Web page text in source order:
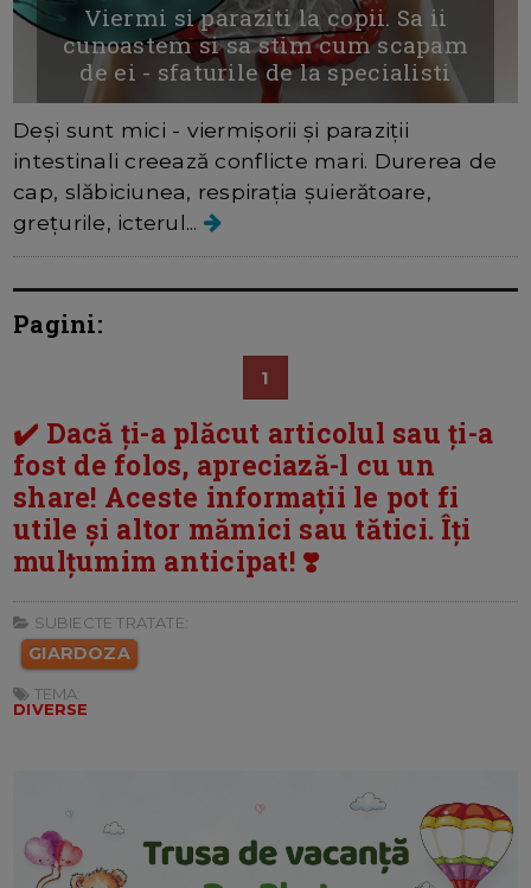
Viermi si paraziti la copii. Sa ii
cunoastem si sa stim cum scapam
de ei - sfaturile de la specialisti
Deși sunt mici - viermișorii și paraziții
intestinali creează conflicte mari. Durerea de
cap, slăbiciunea, respirația șuierătoare,
grețurile, icterul...
Pagini:
1
✔️ Dacă ți-a plăcut articolul sau ți-a
fost de folos, apreciază-l cu un
share! Aceste informații le pot fi
utile și altor mămici sau tătici. Îți
mulțumim anticipat! ❣️
SUBIECTE TRATATE:
GIARDOZA
TEMA:
DIVERSE